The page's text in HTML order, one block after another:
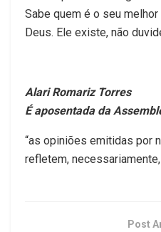
Sabe quem é o seu melhor
Deus. Ele existe, não
Alari Romariz Torres
É aposentada da
“as opiniões emitidas por
refletem,
Post